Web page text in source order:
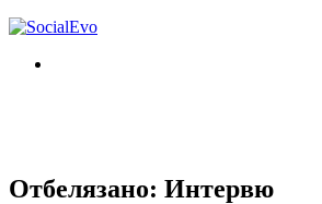
Отбелязано: Интервю